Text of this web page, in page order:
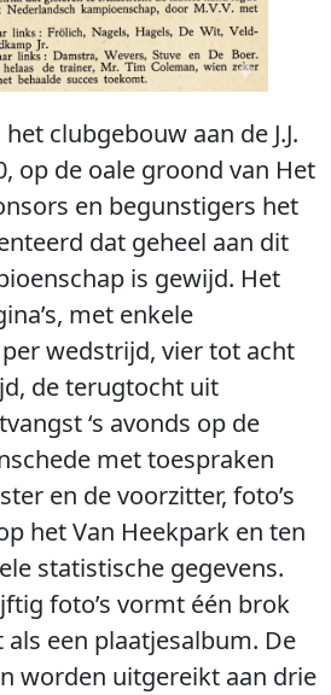
clubgebouw aan de J.J.
op de oale groond van Het
en begunstigers het
dat geheel aan dit
is gewijd. Het
met enkele
wedstrijd, vier tot acht
de terugtocht uit
‘s avonds op de
met toespraken
en de voorzitter, foto’s
het Van Heekpark en ten
statistische gegevens.
foto’s vormt één brok
een plaatjesalbum. De
worden uitgereikt aan drie